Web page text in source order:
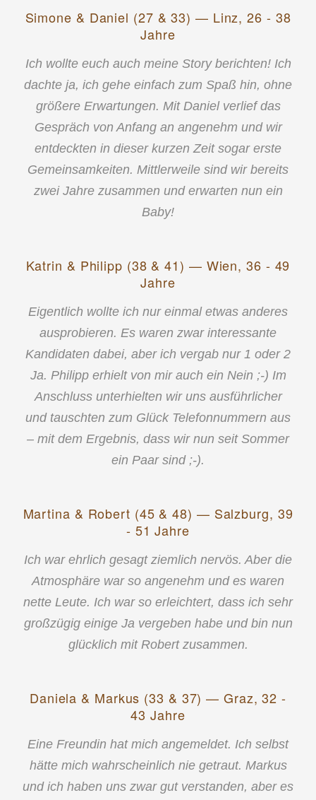
Simone & Daniel (27 & 33) — Linz, 26 - 38
Jahre
Ich wollte euch auch meine Story berichten! Ich
dachte ja, ich gehe einfach zum Spaß hin, ohne
größere Erwartungen. Mit Daniel verlief das
Gespräch von Anfang an angenehm und wir
entdeckten in dieser kurzen Zeit sogar erste
Gemeinsamkeiten. Mittlerweile sind wir bereits
zwei Jahre zusammen und erwarten nun ein
Baby!
Katrin & Philipp (38 & 41) — Wien, 36 - 49
Jahre
Eigentlich wollte ich nur einmal etwas anderes
ausprobieren. Es waren zwar interessante
Kandidaten dabei, aber ich vergab nur 1 oder 2
Ja. Philipp erhielt von mir auch ein Nein ;-) Im
Anschluss unterhielten wir uns ausführlicher
und tauschten zum Glück Telefonnummern aus
– mit dem Ergebnis, dass wir nun seit Sommer
ein Paar sind ;-).
Martina & Robert (45 & 48) — Salzburg, 39
- 51 Jahre
Ich war ehrlich gesagt ziemlich nervös. Aber die
Atmosphäre war so angenehm und es waren
nette Leute. Ich war so erleichtert, dass ich sehr
großzügig einige Ja vergeben habe und bin nun
glücklich mit Robert zusammen.
Daniela & Markus (33 & 37) — Graz, 32 -
43 Jahre
Eine Freundin hat mich angemeldet. Ich selbst
hätte mich wahrscheinlich nie getraut. Markus
und ich haben uns zwar gut verstanden, aber es